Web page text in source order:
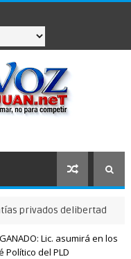
delibertad NOTICIAS DE
Lic. asumirá en los
Político del PLD